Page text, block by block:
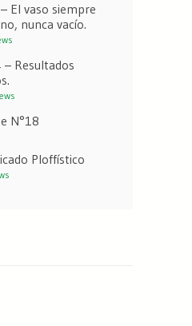
El vaso siempre
nunca vacío.
– Resultados
N°18
Ploffístico